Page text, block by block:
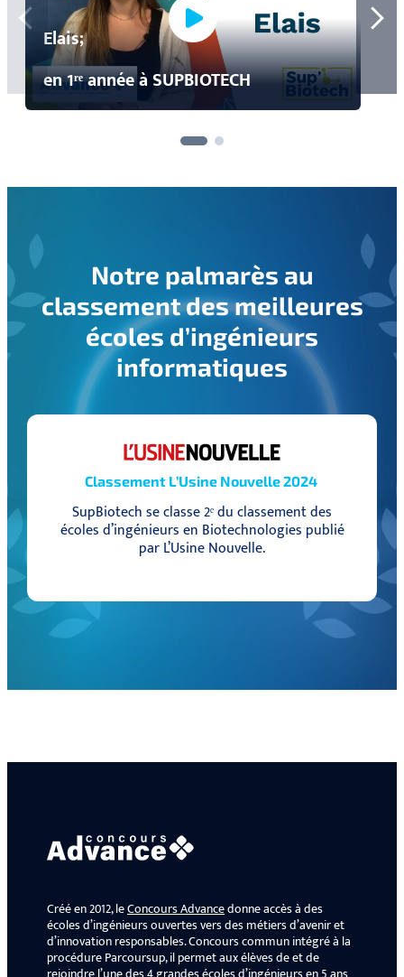
Elais;
en 1ʳᵉ année à SUPBIOTECH
Notre palmarès au
classement des meilleures
écoles d’ingénieurs
informatiques
Classement L’Usine Nouvelle 2024
SupBiotech se classe 2ᵉ du classement des
écoles d’ingénieurs en Biotechnologies publié
par L’Usine Nouvelle.
Créé en 2012, leConcours Advancedonne accès à des
écoles d’ingénieurs ouvertes vers des métiers d’avenir et
d’innovation responsables. Concours commun intégré à la
procédure Parcoursup, il permet aux élèves de et de